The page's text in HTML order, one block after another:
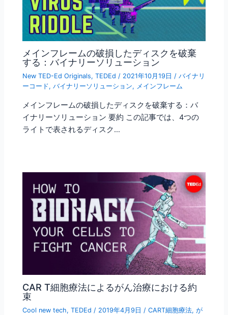
メインフレームの破損したディスクを破棄
する：バイナリーソリューション
New TED-Ed Originals,TEDEd / 2021年10月19日/バイナリ
ーコード,バイナリーソリューション, メインフレーム
メインフレームの破損したディスクを破棄する：バ
イナリーソリューション 要約 この記事では、4つの
ライトで表されるディスク…
CAR T細胞療法によるがん治療における約
束
Cool new tech,TEDEd / 2019年4月9日/CART細胞療法,が